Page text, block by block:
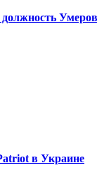
в Украине